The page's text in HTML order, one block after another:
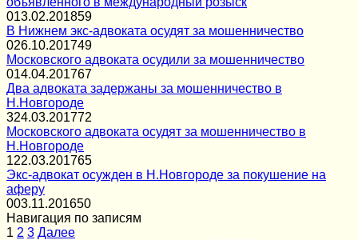
013.02.201859
В Нижнем экс-адвоката осудят за мошенничество
026.10.201749
Московского адвоката осудили за мошенничество
014.04.201767
Два адвоката задержаны за мошенничество в
Н.Новгороде
324.03.201772
Московского адвоката осудят за мошенничество в
Н.Новгороде
122.03.201765
Экс-адвокат осужден в Н.Новгороде за покушение на
аферу
003.11.201650
Навигация по записям
1 2 3 Далее